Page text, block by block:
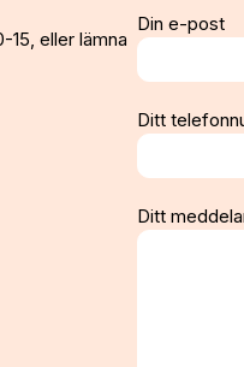
15, eller lämna
Din e-post
Ditt
Ditt